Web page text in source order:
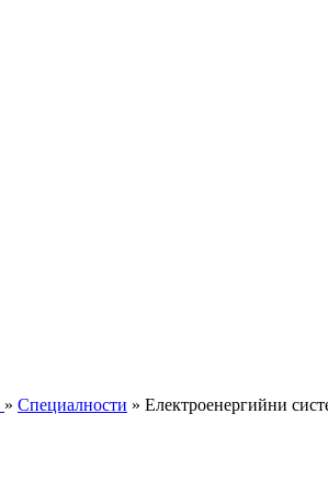
» Специалности » Електроенергийни